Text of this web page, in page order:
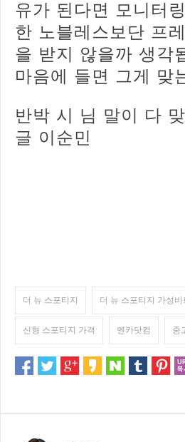
유가 된다면 모니터
한 노블레스보단 프
을 받지 않을까 생각
마음에 들면 그게 맞
반박 시 님 말이 다
글 이순민
더 뉴 스포티지 더 뉴 스포티지 가성비
신형 스포티지 가격 엔카닷컴 중